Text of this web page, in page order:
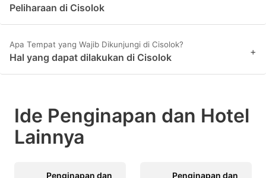
Peliharaan di Cisolok
Apa Tempat yang Wajib Dikunjungi di Cisolok?
Hal yang dapat dilakukan di Cisolok +
Ide Penginapan dan Hotel
Lainnya
Penginapan dan
Penginapan dan